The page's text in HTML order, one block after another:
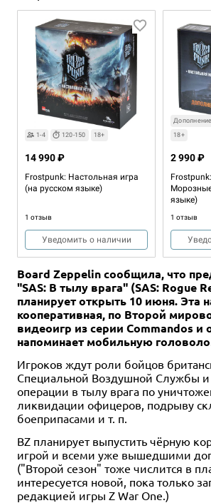
1-4 120-150 18+
Frostpunk: Настольная игра
(на русском языке)
1 отзыв
14 990 ₽
Уведомить о наличии
Дополнение
18+
языке)
1 отзыв
2 990 ₽
16+
Игровой коврик Frostpunk
5 490 ₽
Уведомить о наличии
Board Zeppelin сообщила, что
"SAS: В тылу врага" (SAS: Rogue
планирует открыть 10 июня. Эта
кооперативная, по Второй
видеоигр из серии Commandos и
напоминает мобильную
Игроков ждут роли бойцов
Специальной Воздушной Службы
операции в тылу врага по
ликвидации офицеров, подрыву
боеприпасами и т. п.
BZ планирует выпустить чёрную
игрой и всеми уже вышедшими
("Второй сезон" тоже числится в
интересуется новой, пока только
редакцией игры Z War One.)